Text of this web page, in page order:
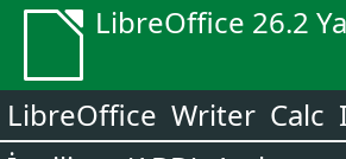
LibreOffice 26.2
LibreOffice Writer Calc